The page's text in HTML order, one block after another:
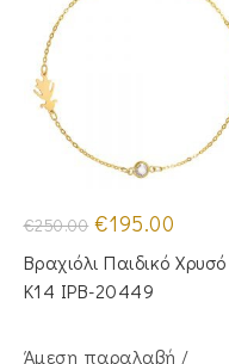
€250.00 Original
price
was:
€250.00.
€195.00
τιμή
είναι:
Βραχιόλι Παιδικό Χρυσό
Κ14 IPB-20449
Άμεση παραλαβή /